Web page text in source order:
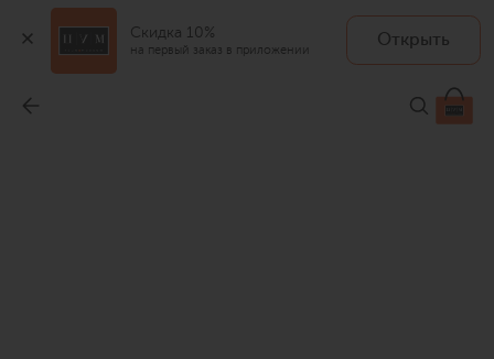
Скидка 10%
на первый заказ в приложении
Открыть
49 950 ₽